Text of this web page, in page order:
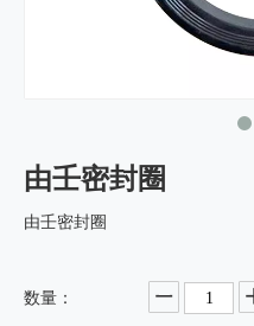
由壬密封圈
由壬密封圈
数量：